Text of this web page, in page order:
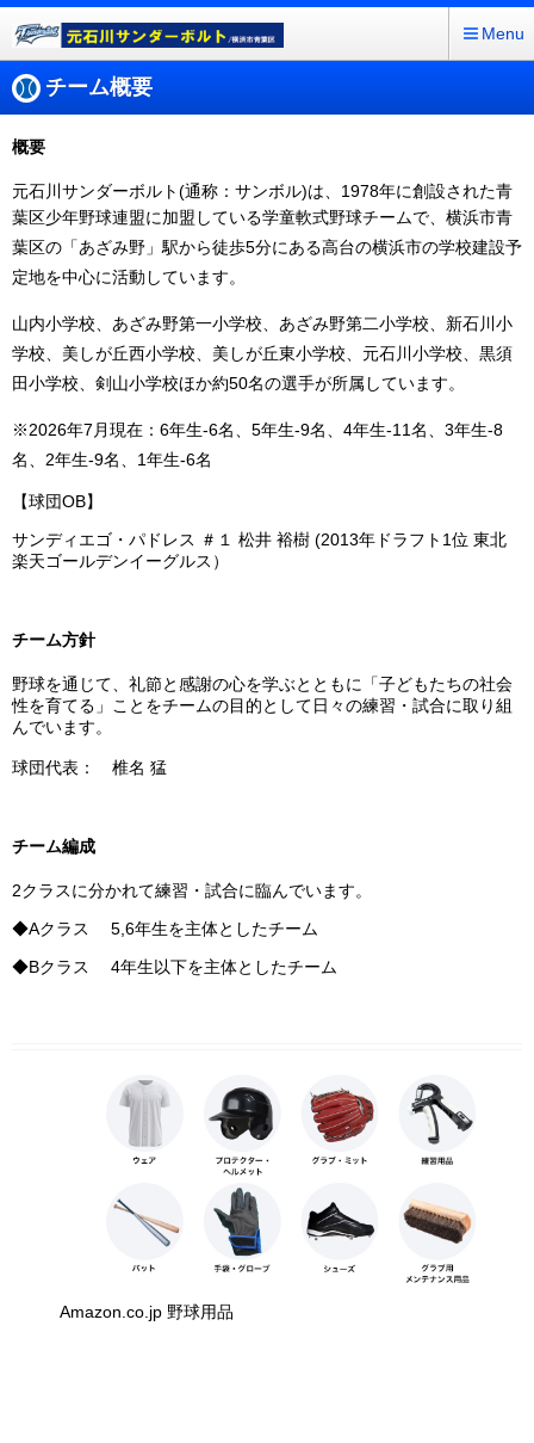
Menu
チーム概要
概要
元石川サンダーボルト(通称：サンボル)は、1978年に創設された青
葉区少年野球連盟に加盟している学童軟式野球チームで、横浜市青
葉区の「あざみ野」駅から徒歩5分にある高台の横浜市の学校建設予
定地を中心に活動しています。
山内小学校、あざみ野第一小学校、あざみ野第二小学校、新石川小
学校、美しが丘西小学校、美しが丘東小学校、元石川小学校、黒須
田小学校、剣山小学校ほか約50名の選手が所属しています。
※2026年7月現在：6年生-6名、5年生-9名、4年生-11名、3年生-8
名、2年生-9名、1年生-6名
【球団OB】
サンディエゴ・パドレス ＃１ 松井 裕樹 (2013年ドラフト1位 東北
楽天ゴールデンイーグルス）
チーム方針
野球を通じて、礼節と感謝の心を学ぶとともに「子どもたちの社会
性を育てる」ことをチームの目的として日々の練習・試合に取り組
んでいます。
球団代表： 椎名 猛
チーム編成
2クラスに分かれて練習・試合に臨んでいます。
◆Aクラス 5,6年生を主体としたチーム
◆Bクラス 4年生以下を主体としたチーム
Amazon.co.jp 野球用品